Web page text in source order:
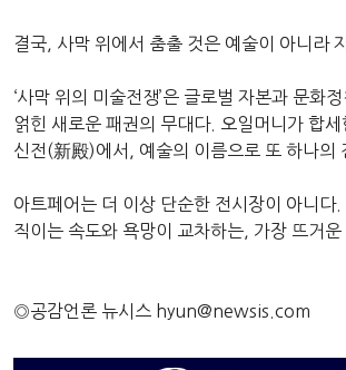
결국, 사막 위에서 춤출 것은 예술이 아니라
‘사막 위의 미술전쟁’은 글로벌 자본과 문화
얽힌 새로운 패권의 무대다. 오일머니가 합세
신전(新殿)에서, 예술의 이름으로 또 하나의
아트페어는 더 이상 단순한 전시장이 아니다
직이는 속도와 욕망이 교차하는, 가장 뜨거운
◎공감언론 뉴시스 hyun@newsis.com